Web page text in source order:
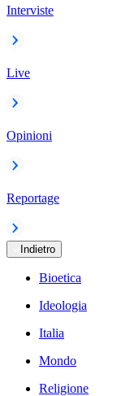
Interviste
Live
Opinioni
Reportage
Indietro
Bioetica
Ideologia
Italia
Mondo
Religione